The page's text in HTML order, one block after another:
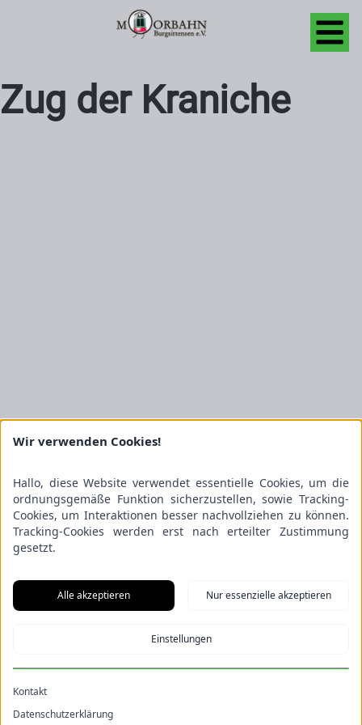
Zug der Kraniche
Wir verwenden Cookies!
Hallo, diese Website verwendet essentielle Cookies, um die
ordnungsgemäße Funktion sicherzustellen, sowie Tracking-
Cookies, um Interaktionen besser nachvollziehen zu können.
Tracking-Cookies werden erst nach erteilter Zustimmung
gesetzt.
Alle akzeptieren Nur essenzielle akzeptieren
Einstellungen
Kontakt
Datenschutzerklärung